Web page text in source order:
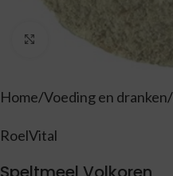
Vergroten
Home Voeding en dranken
RoelVital